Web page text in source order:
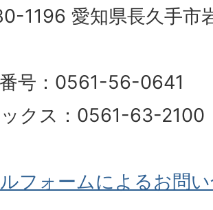
1196 愛知県長久手市
号：0561-56-0641
クス：0561-63-2100
フォームによるお問